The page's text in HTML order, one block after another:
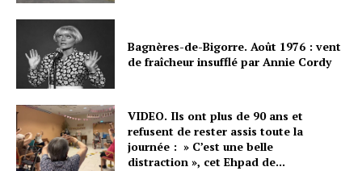
Bagnères-de-Bigorre. Août 1976 : vent
de fraîcheur insufflé par Annie Cordy
VIDEO. Ils ont plus de 90 ans et
refusent de rester assis toute la
journée : » C’est une belle
distraction », cet Ehpad de...